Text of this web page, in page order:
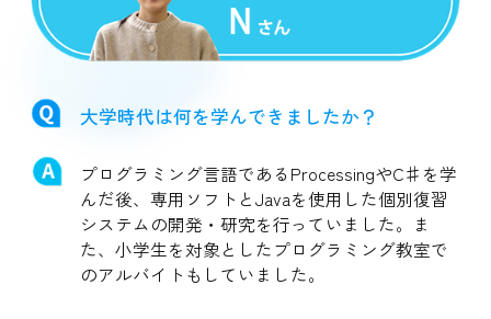
大学時代は何を学んできましたか？
プログラミング言語であるProcessingやC♯を学
んだ後、専用ソフトとJavaを使用した個別復習
システムの開発・研究を行っていました。ま
た、小学生を対象としたプログラミング教室で
のアルバイトもしていました。